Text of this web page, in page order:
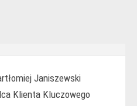
Janiszewski
Klienta Kluczowego